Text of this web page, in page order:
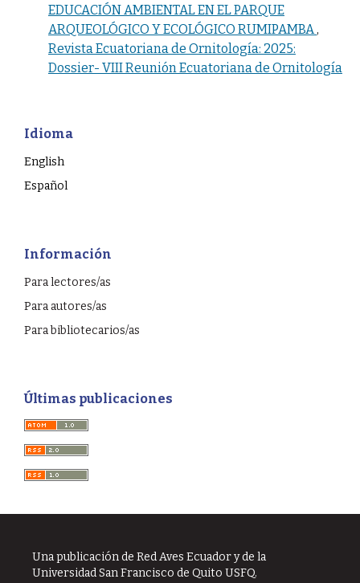
EDUCACIÓN AMBIENTAL EN EL PARQUE
ARQUEOLÓGICO Y ECOLÓGICO RUMIPAMBA,
Revista Ecuatoriana de Ornitología: 2025:
Dossier- VIII Reunión Ecuatoriana de Ornitología
Idioma
English
Español
Información
Para lectores/as
Para autores/as
Para bibliotecarios/as
Últimas publicaciones
Una publicación de Red Aves Ecuador y de la
Universidad San Francisco de Quito USFQ.